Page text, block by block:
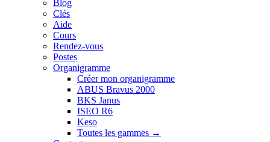
Blog
Clés
Aide
Cours
Rendez-vous
Postes
Organigramme
Créer mon organigramme
ABUS Bravus 2000
BKS Janus
ISEO R6
Keso
Toutes les gammes →